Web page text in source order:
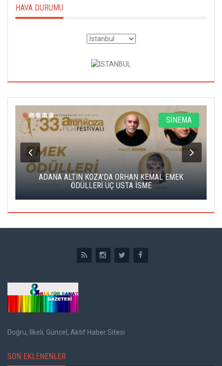
HAVA DURUMU
SİNEMA
ADANA ALTIN KOZA'DA ORHAN KEMAL EMEK
ÖDÜLLERİ ÜÇ USTA İSME
Doğru, İlkeli, Güncel, Aktif Haber Sitesi
SON EKLENENLER